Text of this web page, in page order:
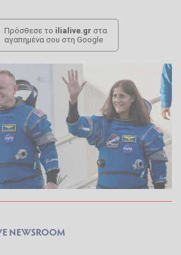
Πρόσθεσε το ilialive.gr στα
αγαπημένα σου στη Google
NEWSROOM